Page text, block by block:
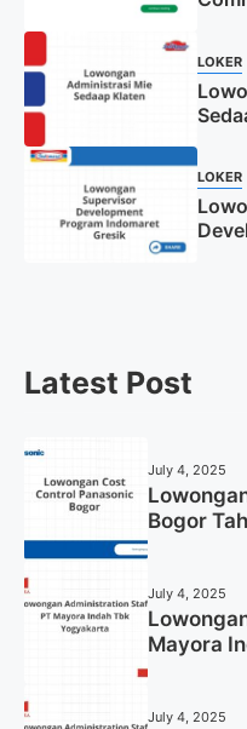
LOKER
LOKER
Latest Post
July 4, 2025
Bogor
July 4, 2025
Mayora
July 4, 2025